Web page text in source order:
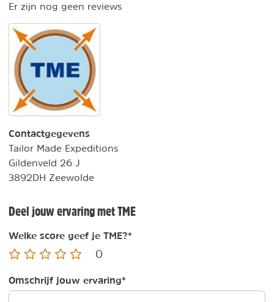
Er zijn nog geen reviews
Contactgegevens
Tailor Made Expeditions
Gildenveld 26 J
3892DH Zeewolde
Deel jouw ervaring met TME
Welke score geef je TME?*
0
Omschrijf jouw ervaring*